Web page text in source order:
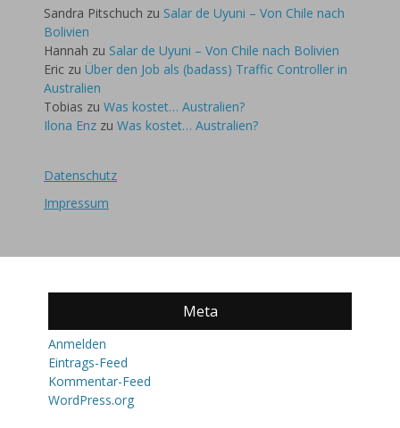
Sandra Pitschuch zu Salar de Uyuni – Von Chile nach
Bolivien
Hannah zu Salar de Uyuni – Von Chile nach Bolivien
Eric zu Über den Job als (badass) Traffic Controller in
Australien
Tobias zu Was kostet… Australien?
Ilona Enz zu Was kostet… Australien?
Datenschutz
Impressum
Meta
Anmelden
Eintrags-Feed
Kommentar-Feed
WordPress.org